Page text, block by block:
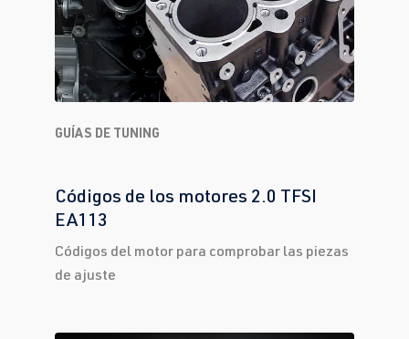
GUÍAS DE TUNING
Códigos de los motores 2.0 TFSI
EA113
Códigos del motor para comprobar las piezas
de ajuste